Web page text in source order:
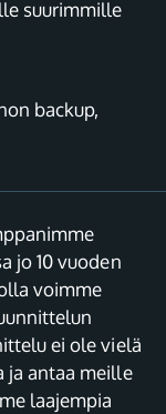
suurimmille
backup,
jo 10 vuoden
voimme
ei ole vielä
ja antaa meille
laajempia